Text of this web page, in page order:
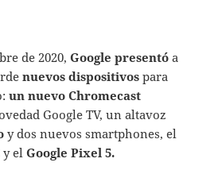
de 2020,Google presentó a
nuevos dispositivos para
un nuevo Chromecast
Google TV, un altavoz
y dos nuevos smartphones, el
y elGoogle Pixel 5.